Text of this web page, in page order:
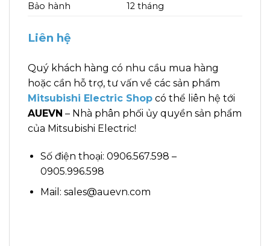
Bảo hành
12 tháng
Liên hệ
Quý khách hàng có nhu cầu mua hàng
hoặc cần hỗ trợ, tư vấn về các sản phẩm
Mitsubishi Electric Shop có thể liên hệ tới
AUEVN – Nhà phân phối ủy quyền sản phẩm
của Mitsubishi Electric!
Số điện thoại: 0906.567.598 –
0905.996.598
Mail: sales@auevn.com